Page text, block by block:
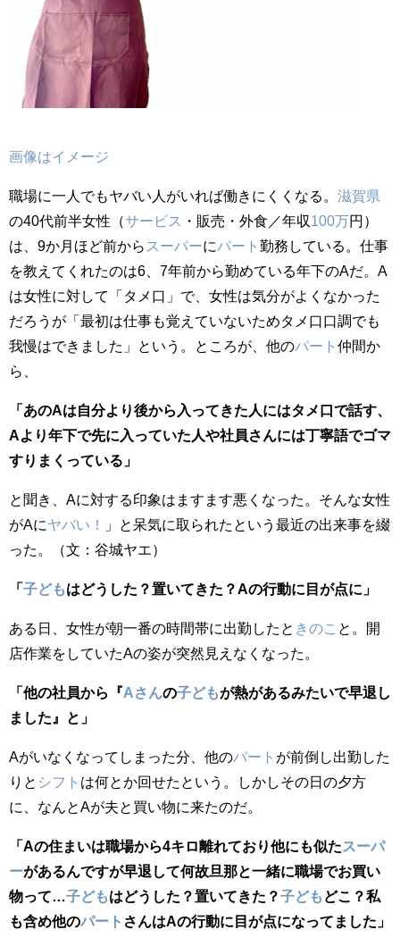
画像はイメージ
職場に一人でもヤバい人がいれば働きにくくなる。 滋賀県
の40代前半女性（サービス ・販売・外食／年収100万円）
は、9か月ほど前から スーパーにパート 勤務している。仕事
を教えてくれたのは6、7年前から勤めている年下のAだ。A
は女性に対して「タメ口」で、女性は気分がよくなかった
だろうが「最初は仕事も覚えていないためタメ口口調でも
我慢はできました」という。ところが、他のパート 仲間か
ら、
「あのAは自分より後から入ってきた人にはタメ口で話す、
Aより年下で先に入っていた人や社員さんには丁寧語でゴマ
すりまくっている」
と聞き、Aに対する印象はますます悪くなった。そんな女性
がAにヤバい！
」と呆気に取られたという最近の出来事を綴
った。（文：谷城ヤエ）
「子どもはどうした？置いてきた？Aの行動に目が点に」
ある日、女性が朝一番の時間帯に出勤したと きのこ と。開
店作業をしていたAの姿が突然見えなくなった。
「他の社員から『Aさんの子どもが熱があるみたいで早退し
ました』と」
Aがいなくなってしまった分、他のパート が前倒し出勤した
りと シフト は何とか回せたという。しかしその日の夕方
に、なんとAが夫と買い物に来たのだ。
「Aの住まいは職場から4キロ離れており他にも似たスーパ
ーがあるんですが早退して何故旦那と一緒に職場でお買い
物って… 子どもはどうした？置いてきた？子ども どこ？私
も含め他のパート さんはAの行動に目が点になってました」